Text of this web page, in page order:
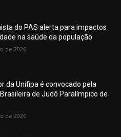
do PAS alerta para impactos
na saúde da população
de 2026
da Unifipa é convocado pela
de Judô Paralímpico de
de 2026